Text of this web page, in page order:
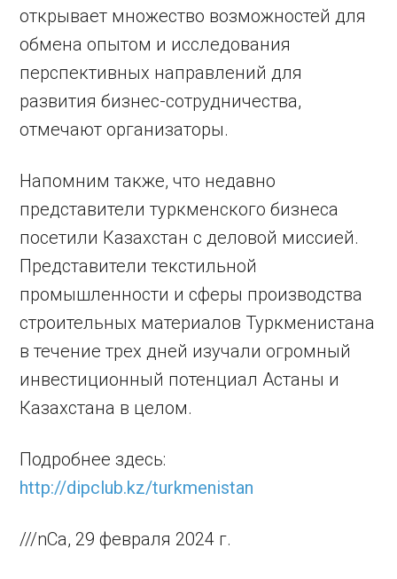
открывает множество возможностей для
обмена опытом и исследования
перспективных направлений для
развития бизнес-сотрудничества,
отмечают организаторы.
Напомним также, что недавно
представители туркменского бизнеса
посетили Казахстан с деловой миссией.
Представители текстильной
промышленности и сферы производства
строительных материалов Туркменистана
в течение трех дней изучали огромный
инвестиционный потенциал Астаны и
Казахстана в целом.
Подробнее здесь:
http://dipclub.kz/turkmenistan
///nCa, 29 февраля 2024 г.